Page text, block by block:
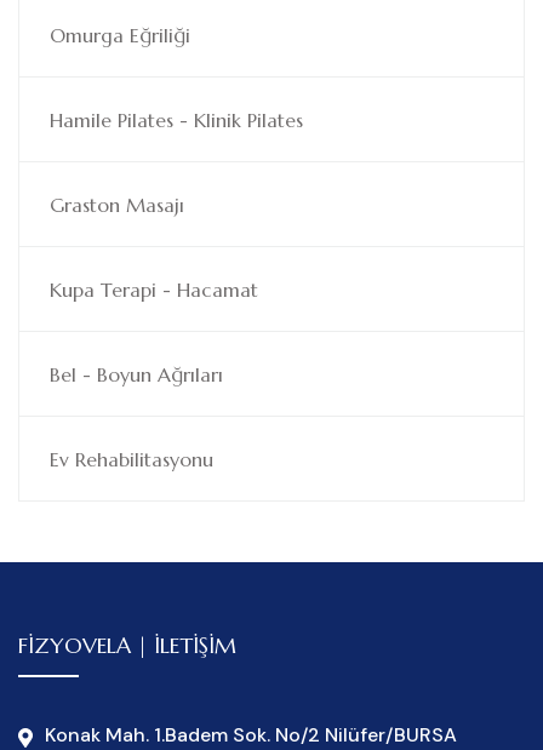
Omurga Eğriliği
Hamile Pilates - Klinik Pilates
Graston Masajı
Kupa Terapi - Hacamat
Bel - Boyun Ağrıları
Ev Rehabilitasyonu
FİZYOVELA | İLETİŞİM
Konak Mah. 1.Badem Sok. No/2 Nilüfer/BURSA